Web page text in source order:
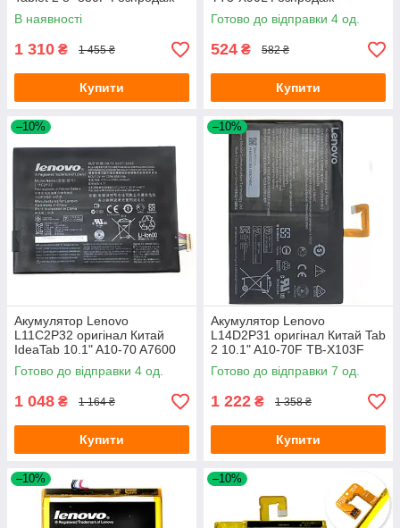
(оригінал Китай 6400 mAh)
В наявності
1 310 ₴ 1 455 ₴
Купити
(оригінал Китай 4000 mAh)
Готово до відправки 4 од.
524 ₴ 582 ₴
Купити
–10%
Акумулятор Lenovo
L11C2P32 оригінал Китай
IdeaTab 10.1" A10-70 A7600
S6000, Tab 2 7.0" A7-10 6340
mAh
Готово до відправки 4 од.
1 048 ₴ 1 164 ₴
Купити
–10%
Акумулятор Lenovo
L14D2P31 оригінал Китай Tab
2 10.1" A10-70F TB-X103F
TAB 2-X30, 7000 mAh
Готово до відправки 7 од.
1 222 ₴ 1 358 ₴
Купити
–10% –10%